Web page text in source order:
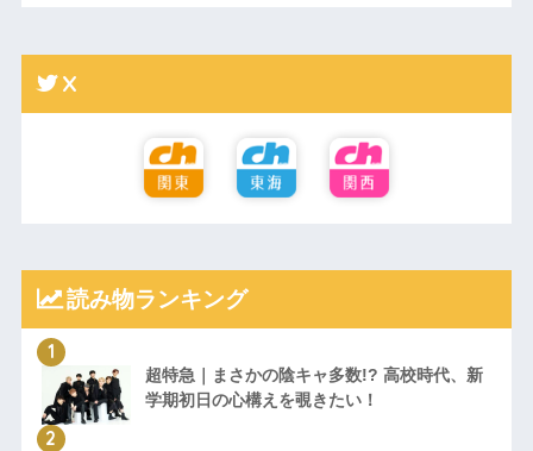
X
読み物ランキング
超特急｜まさかの陰キャ多数!? 高校時代、新
学期初日の心構えを覗きたい！